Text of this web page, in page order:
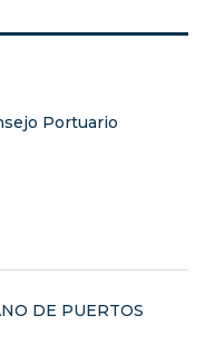
Portuario
DE PUERTOS